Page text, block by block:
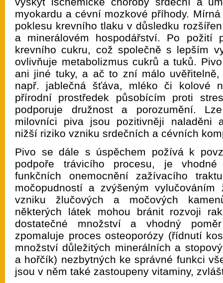
myokardu a cévní mozkové příhody.
poklesu krevního tlaku v důsledku
a minerálovém hospodářství. Po požití
krevního cukru, což společně s lepším
ovlivňuje metabolizmus cukrů a tuků.
ani jiné tuky, a ač to zní málo
např. jablečná šťáva, mléko či kolové
přírodní prostředek působícím proti
podporuje družnost a porozumění.
milovníci piva jsou pozitivněji naladěni
nižší riziko vzniku srdečních a cévních
Pivo se dále s úspěchem požívá k
podpoře trávicího procesu, je
funkčních onemocnění zažívacího
močopudností a zvýšeným
vzniku žlučových a močových
některých látek mohou bránit rozvoji
dostatečné množství a vhodný
zpomaluje proces osteoporózy (řídnutí
množství důležitých minerálních a
a hořčík) nezbytných ke správné funkci
jsou v něm také zastoupeny vitaminy,